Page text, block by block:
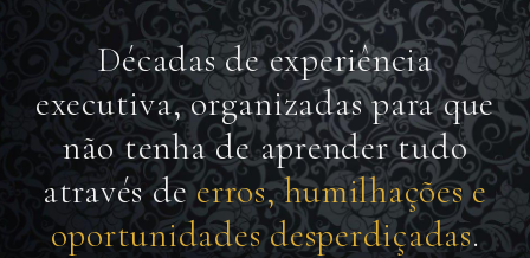
Décadas de experiência
executiva, organizadas para que
não tenha de aprender tudo
através deerros, humilhações e
oportunidades desperdiçadas.